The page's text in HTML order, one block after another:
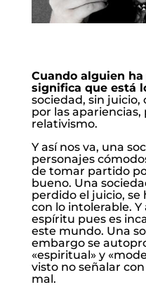
Cuando alguien
significa que está
sociedad, sin juicio,
por las apariencias,
relativismo.
Y así nos va, una
personajes
de tomar partido
bueno. Una
perdido el juicio, se
con lo intolerable.
espíritu pues es
este mundo. Una
embargo se
«espiritual» y
visto no señalar
mal.